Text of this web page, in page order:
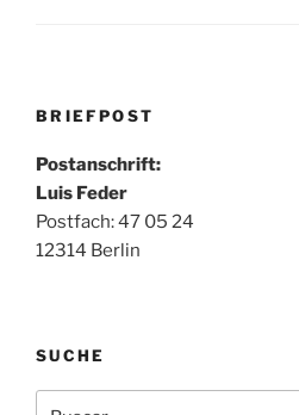
BRIEFPOST
Postanschrift:
Luis Feder
Postfach: 47 05 24
12314 Berlin
SUCHE